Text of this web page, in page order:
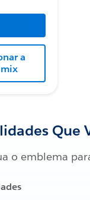
a
Que
o emblema